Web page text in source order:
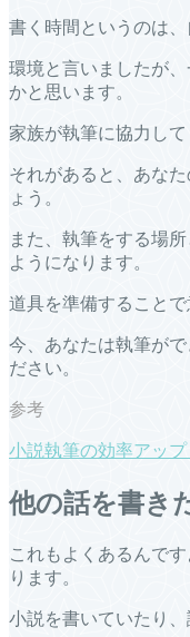
書く時間というのは、
環境と言いましたが
かと思います。
家族が執筆に協力して
それがあると、あな
ょう。
また、執筆をする場
ようになります。
道具を準備することで
今、あなたは執筆が
ださい。
小説執筆の効率アップ
他の話を書き
これもよくあるんで
ります。
小説を書いていたり、